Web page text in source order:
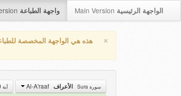
واجهة الطباعة Main Version الواجهة الرئيسية
× هذه هي الواجهة المخصصة
سورة Sura الأعراف آية Aya